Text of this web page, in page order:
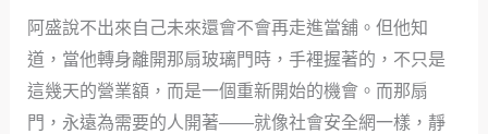
阿盛說不出來自己未來還會不會再走進當舖。但他知
道，當他轉身離開那扇玻璃門時，手裡握著的，不只是
這幾天的營業額，而是一個重新開始的機會。而那扇
門，永遠為需要的人開著——就像社會安全網一樣，靜